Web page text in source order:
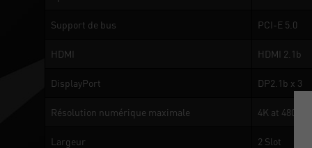
Support de bus PCI-E 5.0
HDMI HDMI 2.1b
DisplayPort DP2.1b x 3
Résolution numérique maximale 4K at 480Hz
Largeur 2 Slot